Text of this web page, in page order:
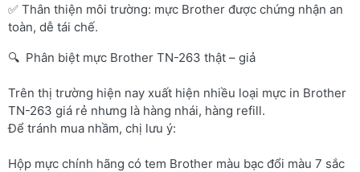
✅ Thân thiện môi trường: mực Brother được chứng nhận an
toàn, dễ tái chế.
🔍 Phân biệt mực Brother TN-263 thật – giả
Trên thị trường hiện nay xuất hiện nhiều loại mực in Brother
TN-263 giá rẻ nhưng là hàng nhái, hàng refill.
Để tránh mua nhầm, chị lưu ý:
Hộp mực chính hãng có tem Brother màu bạc đổi màu 7 sắc